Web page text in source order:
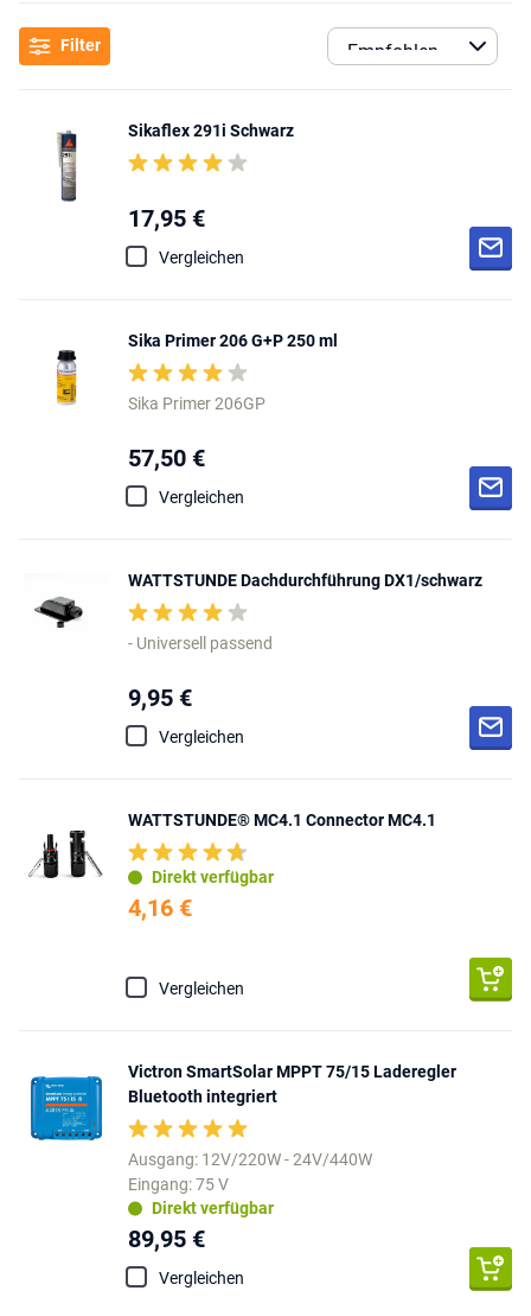
Filter
Sikaflex 291i Schwarz
17,95 €
Vergleichen
Sika Primer 206 G+P 250 ml
Sika Primer 206GP
57,50 €
Vergleichen
WATTSTUNDE Dachdurchführung DX1/schwarz
- Universell passend
9,95 €
Vergleichen
WATTSTUNDE® MC4.1 Connector MC4.1
Direkt verfügbar
4,16 €
Vergleichen
Victron SmartSolar MPPT 75/15 Laderegler
Bluetooth integriert
Ausgang: 12V/220W - 24V/440W
Eingang: 75 V
Direkt verfügbar
89,95 €
Vergleichen